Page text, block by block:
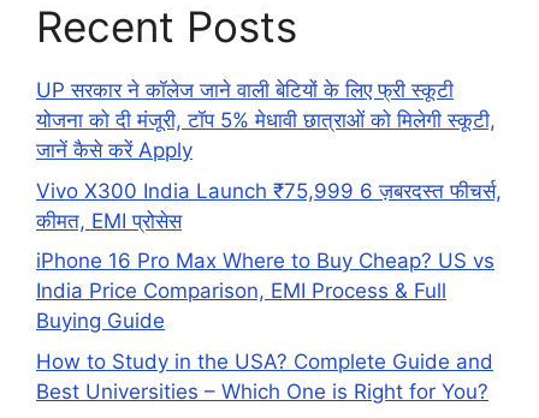
Recent Posts
UP सरकार ने कॉलेज जाने वाली बेटियों के लिए फ्री स्कूटी
योजना को दी मंजूरी, टॉप 5% मेधावी छात्राओं को मिलेगी स्कूटी,
जानें कैसे करें Apply
Vivo X300 India Launch ₹75,999 6 ज़बरदस्त फीचर्स,
कीमत, EMI प्रोसेस
iPhone 16 Pro Max Where to Buy Cheap? US vs
India Price Comparison, EMI Process & Full
Buying Guide
How to Study in the USA? Complete Guide and
Best Universities – Which One is Right for You?